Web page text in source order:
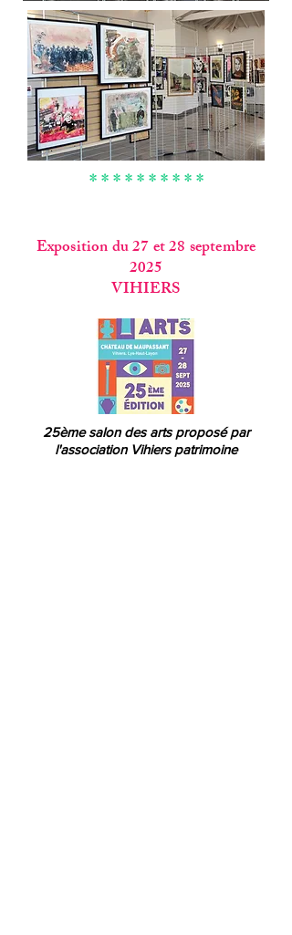
* * * * * * * * * *
Exposition du 27 et 28 septembre
2025
VIHIERS
25ème salon des arts proposé par
l'association Vihiers patrimoine